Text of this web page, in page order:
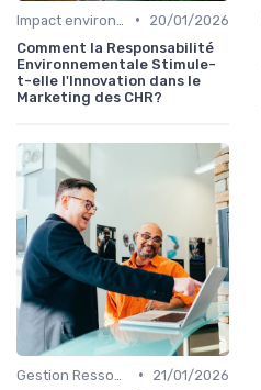
•
20/01/2026
Comment la Responsabilité
Environnementale Stimule-
t-elle l'Innovation dans le
Marketing des CHR?
•
21/01/2026